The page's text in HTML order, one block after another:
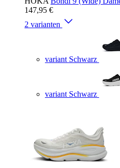
147,95 €
2 varianten
variant Schwarz
variant Schwarz